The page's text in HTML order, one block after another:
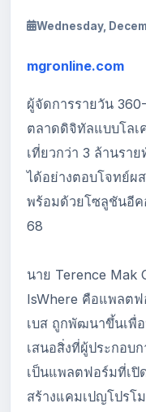
Wednesday,
mgronline.com
ผู้จัดการรายวัน
ตลาดดิจิทัลแบบโลเ
เที่ยวกว่า 3 ล้านรา
ได้อย่างตอบโจทย์ผ
พร้อมด้วยโซลูชันอีค
68
นาย Terence Mak
IsWhere คือแพลต
เบส ถูกพัฒนาขึ้นเพื่
เสนอสิ่งที่ผู้ประกอบ
เป็นแพลตฟอร์มที่เปิ
สร้างแคมเปญโปรโ